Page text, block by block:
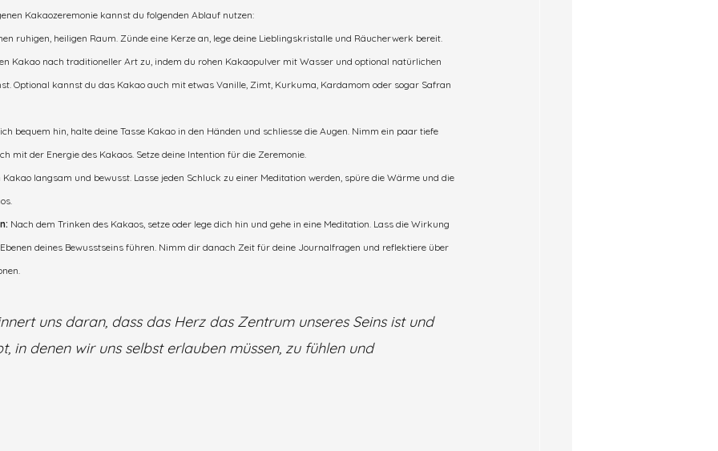
Kakaozeremonie kannst du folgenden Ablauf nutzen:
ruhigen, heiligen Raum. Zünde eine Kerze an, lege deine Lieblingskristalle und Räucherwerk bereit.
Kakao nach traditioneller Art zu, indem du rohen Kakaopulver mit Wasser und optional natürlichen
Optional kannst du das Kakao auch mit etwas Vanille, Zimt, Kurkuma, Kardamom oder sogar Safran
bequem hin, halte deine Tasse Kakao in den Händen und schliesse die Augen. Nimm ein paar tiefe
mit der Energie des Kakaos. Setze deine Intention für die Zeremonie.
Kakao langsam und bewusst. Lasse jeden Schluck zu einer Meditation werden, spüre die Wärme und die
Nach dem Trinken des Kakaos, setze oder lege dich hin und gehe in eine Meditation. Lass die Wirkung
deines Bewusstseins führen. Nimm dir danach Zeit für deine Journalfragen und reflektiere über
uns daran, dass das Herz das Zentrum unseres Seins ist und
in denen wir uns selbst erlauben müssen, zu fühlen und